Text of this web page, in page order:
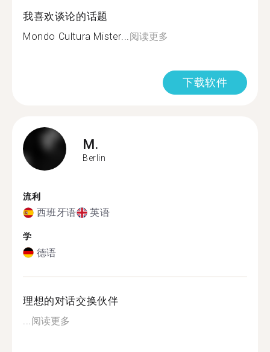
我喜欢谈论的话题
Mondo Cultura Mister... 阅读更多
下载软件
M.
Berlin
流利
西班牙语 英语
学
德语
理想的对话交换伙伴
阅读更多